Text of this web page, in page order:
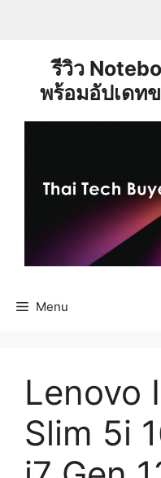
รีวิว
พร้อมอัปเดท
Menu
Lenovo
Slim 5i